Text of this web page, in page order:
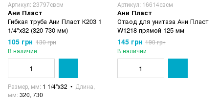
Артикул: 23797свсм
Ани Пласт
Гибкая труба Ани Пласт К203 1
1/4"х32 (320-730 мм)
105 грн 130 грн
В наличии
Размер, мм 1 1/4"х32
Длина,
мм 320, 730
Артикул: 16614свсм
Ани Пласт
Отвод для унитаза Ани Пласт
W1218 прямой 125 мм
145 грн 190 грн
В наличии